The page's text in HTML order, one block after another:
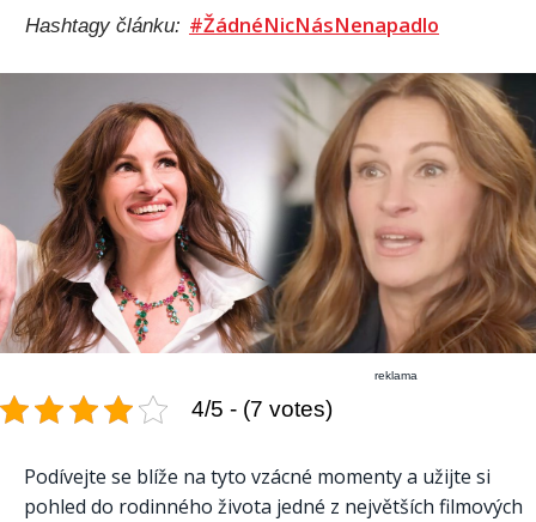
Hashtagy článku: #ŽádnéNicNásNenapadlo
reklama
4/5 - (7 votes)
Podívejte se blíže na tyto vzácné momenty a užijte si
pohled do rodinného života jedné z největších filmových